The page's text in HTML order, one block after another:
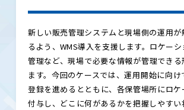
新しい販売管理システムと現場側の運用
るよう、WMS導入を支援します。ロケー
管理など、現場で必要な情報が管理できる
ます。今回のケースでは、運用開始に向
登録を進めるとともに、各保管場所にロ
付与し、どこに何があるかを把握しやすい